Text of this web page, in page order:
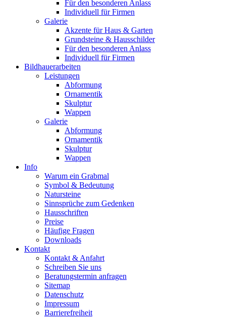
Für den besonderen Anlass
Individuell für Firmen
Galerie
Akzente für Haus & Garten
Grundsteine & Hausschilder
Für den besonderen Anlass
Individuell für Firmen
Bildhauerarbeiten
Leistungen
Abformung
Ornamentik
Skulptur
Wappen
Galerie
Abformung
Ornamentik
Skulptur
Wappen
Info
Warum ein Grabmal
Symbol & Bedeutung
Natursteine
Sinnsprüche zum Gedenken
Hausschriften
Preise
Häufige Fragen
Downloads
Kontakt
Kontakt & Anfahrt
Schreiben Sie uns
Beratungstermin anfragen
Sitemap
Datenschutz
Impressum
Barrierefreiheit